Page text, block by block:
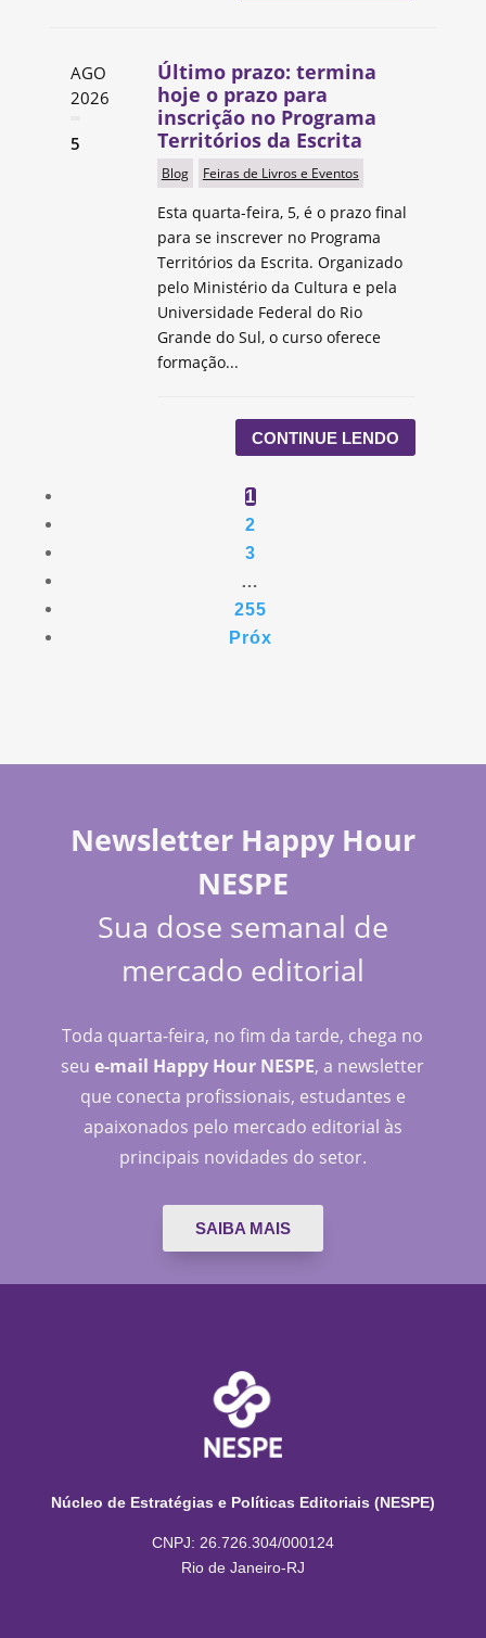
AGO
2026
5
Último prazo: termina
hoje o prazo para
inscrição no Programa
Territórios da Escrita
Blog Feiras de Livros e Eventos
Esta quarta-feira, 5, é o prazo final
para se inscrever no Programa
Territórios da Escrita. Organizado
pelo Ministério da Cultura e pela
Universidade Federal do Rio
Grande do Sul, o curso oferece
formação...
CONTINUE LENDO
1
2
3
…
255
Próx
Newsletter Happy Hour
NESPE
Sua dose semanal de
mercado editorial
Toda quarta-feira, no fim da tarde, chega no
seue-mail Happy Hour NESPE, a newsletter
que conecta profissionais, estudantes e
apaixonados pelo mercado editorial às
principais novidades do setor.
SAIBA MAIS
Núcleo de Estratégias e Políticas Editoriais (NESPE)
CNPJ: 26.726.304/000124
Rio de Janeiro-RJ